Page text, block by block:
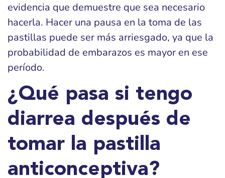
evidencia que demuestre que sea necesario
hacerla. Hacer una pausa en la toma de las
pastillas puede ser más arriesgado, ya que la
probabilidad de embarazos es mayor en ese
período.
¿Qué pasa si tengo
diarrea después de
tomar la pastilla
anticonceptiva?